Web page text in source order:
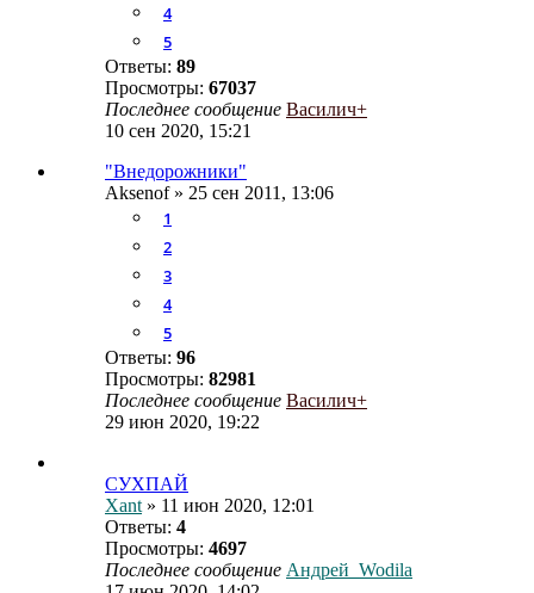
4
5
Ответы: 89
Просмотры: 67037
Последнее сообщение Василич+
10 сен 2020, 15:21
"Внедорожники"
Aksenof» 25 сен 2011, 13:06
1
2
3
4
5
Ответы: 96
Просмотры: 82981
Последнее сообщение Василич+
29 июн 2020, 19:22
СУХПАЙ
Xant » 11 июн 2020, 12:01
Ответы: 4
Просмотры: 4697
Последнее сообщение Андрей_Wodila